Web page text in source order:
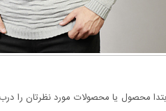
محصول یا محصولات مورد نظرتان را